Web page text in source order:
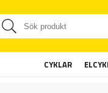
CYKLAR